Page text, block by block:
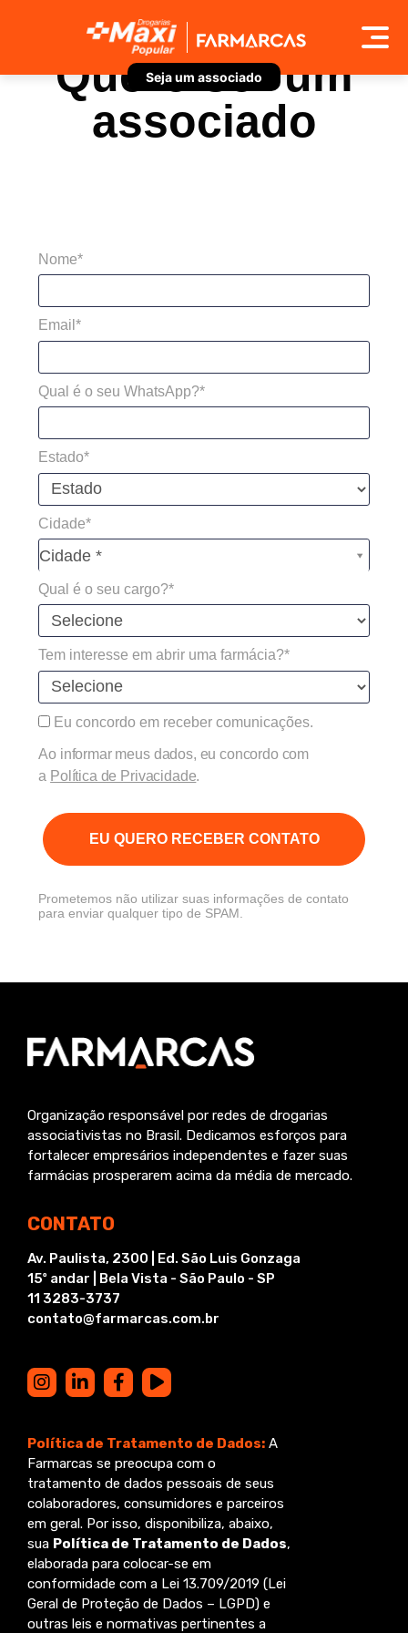
Seja um associado
Quero ser um
associado
Nome*
Email*
Qual é o seu WhatsApp?*
Estado*
Cidade*
Cidade *
Cidade*
Qual é o seu cargo?*
Tem interesse em abrir uma farmácia?*
Eu concordo em receber comunicações.
Ao informar meus dados, eu concordo com
a Política de Privacidade.
EU QUERO RECEBER CONTATO
Prometemos não utilizar suas informações de contato
para enviar qualquer tipo de SPAM.
Organização responsável por redes de drogarias
associativistas no Brasil. Dedicamos esforços para
fortalecer empresários independentes e fazer suas
farmácias prosperarem acima da média de mercado.
CONTATO
Av. Paulista, 2300 | Ed. São Luis Gonzaga
15º andar | Bela Vista - São Paulo - SP
11 3283-3737
contato@farmarcas.com.br
Política de Tratamento de Dados: A
Farmarcas se preocupa com o
tratamento de dados pessoais de seus
colaboradores, consumidores e parceiros
em geral. Por isso, disponibiliza, abaixo,
sua Política de Tratamento de Dados,
elaborada para colocar-se em
conformidade com a Lei 13.709/2019 (Lei
Geral de Proteção de Dados – LGPD) e
outras leis e normativas pertinentes a